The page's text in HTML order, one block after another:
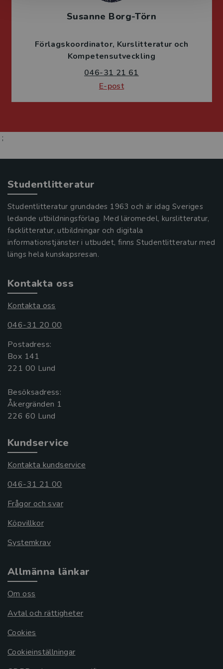
Susanne Borg-Törn
Förlagskoordinator Kurslitteratur och
Kompetensutveckling
046-31 21 61
E-post
;
Studentlitteratur
Studentlitteratur grundades 1963 och är idag Sveriges
ledande utbildningsförlag. Med läromedel, kurslitteratur,
facklitteratur, utbildningar och digitala
informationstjänster i utbudet, finns Studentlitteratur med
längs hela kunskapsresan.
Kontakta oss
Kontakta oss
046-31 20 00
Postadress:
Box 141
221 00 Lund
Besöksadress:
Åkergränden 1
Kundservice
Kontakta kundservice
046-31 21 00
Frågor och svar
Köpvillkor
Systemkrav
Allmänna länkar
Om oss
Avtal och rättigheter
Cookies
Cookieinställningar